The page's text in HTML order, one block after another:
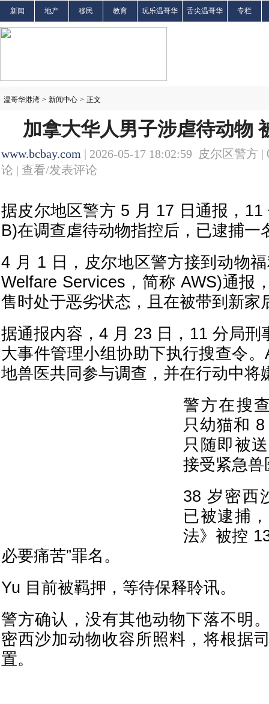
新闻 地产 移民 教育 玩乐温哥华 舌尖温哥华 专栏
温哥华港湾 > 新闻中心 > 正文
加拿大华人男子涉虐待动物
www.bcbay.com | 2026-05-17 18:02:59 皮尔区警方 |
论 | 查看/发表评论
据皮尔地区警方 5 月 17 日通报，
B)在调查虐待动物指控后，已逮捕一
4 月 1 日，皮尔地区警方接到动物
Welfare Services，简称 AWS)通报
售时处于恶劣状态，且在被带到新家
据通报内容，4 月 23 日，11 分局刑
大事件管理小组协助下执行搜查令
地兽医共同参与调查，并在行动中将
警方在搜
只幼猫和
只随即被
接受紧急兽
38 岁密西
已被逮捕
法》被控
必要痛苦”罪名。
Yu 目前被羁押，等待保释聆讯。
警方确认，没有其他动物下落不明
密西沙加动物收容所照料，将根据
置。